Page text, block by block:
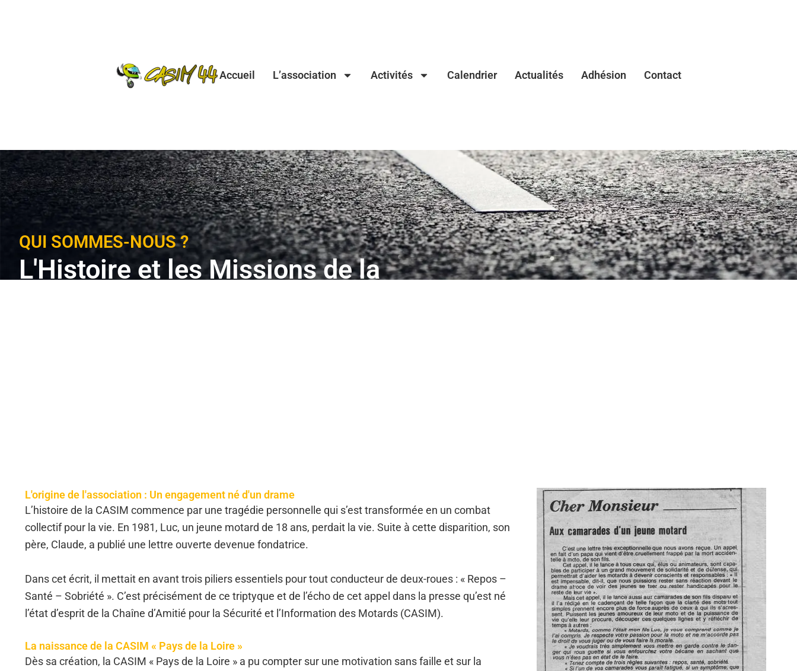
Accueil L’association Activités Calendrier Actualités Adhésion Contact
QUI SOMMES-NOUS ?
L'Histoire et les Missions de la
L'origine de l'association : Un engagement né d'un drame
L’histoire de la CASIM commence par une tragédie personnelle qui s’est transformée en un combat
collectif pour la vie. En 1981, Luc, un jeune motard de 18 ans, perdait la vie. Suite à cette disparition, son
père, Claude, a publié une lettre ouverte devenue fondatrice.
Dans cet écrit, il mettait en avant trois piliers essentiels pour tout conducteur de deux-roues : « Repos –
Santé – Sobriété ». C’est précisément de ce triptyque et de l’écho de cet appel dans la presse qu’est né
l’état d’esprit de la Chaîne d’Amitié pour la Sécurité et l’Information des Motards (CASIM).
La naissance de la CASIM « Pays de la Loire »
Dès sa création, la CASIM « Pays de la Loire » a pu compter sur une motivation sans faille et sur la